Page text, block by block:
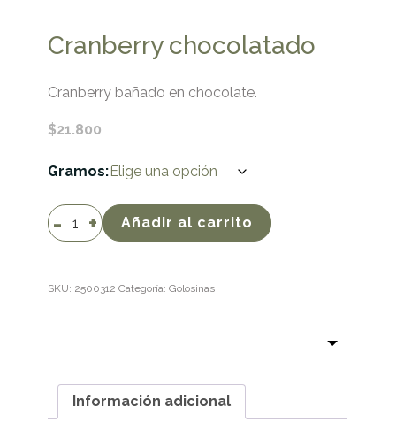
Cranberry chocolatado
Cranberry bañado en chocolate.
$21.800
Gramos
Cranberry
chocolatado
Añadir al carrito
SKU: 2500312 Categoría:Golosinas
Información adicional